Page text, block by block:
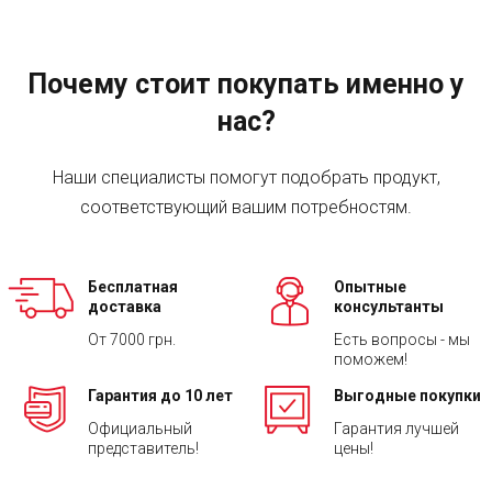
Почему стоит покупать именно у
нас?
Наши специалисты помогут подобрать продукт,
соответствующий вашим потребностям.
Бесплатная
доставка
От 7000 грн.
Опытные
консультанты
Есть вопросы - мы
поможем!
Гарантия до 10 лет
Официальный
представитель!
Выгодные покупки
Гарантия лучшей
цены!